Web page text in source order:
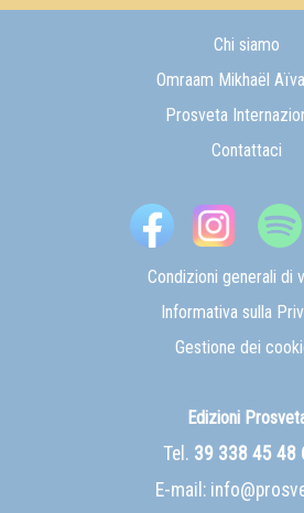
Chi siamo
Omraam Mikhaël
Prosveta
Contattaci
Condizioni generali di
Informativa sulla
Gestione dei
Edizioni
Tel. 39 338 45 48
E-mail: